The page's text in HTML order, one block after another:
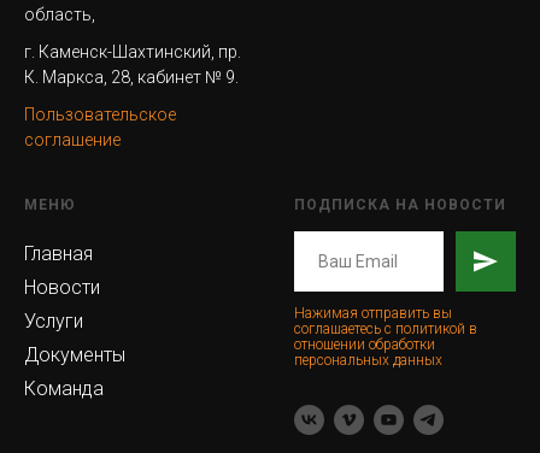
область,
г. Каменск-Шахтинский, пр.
К. Маркса, 28, кабинет № 9.
Пользовательское
соглашение
МЕНЮ
Главная
Новости
Услуги
Документы
Команда
ПОДПИСКА НА НОВОСТИ
Нажимая отправить вы
соглашаетесь с политикой в
отношении обработки
персональных данных